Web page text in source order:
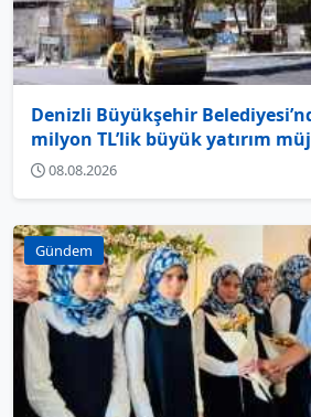
Denizli Büyükşehir
milyon TL’lik büyük yatırım
08.08.2026
Gündem